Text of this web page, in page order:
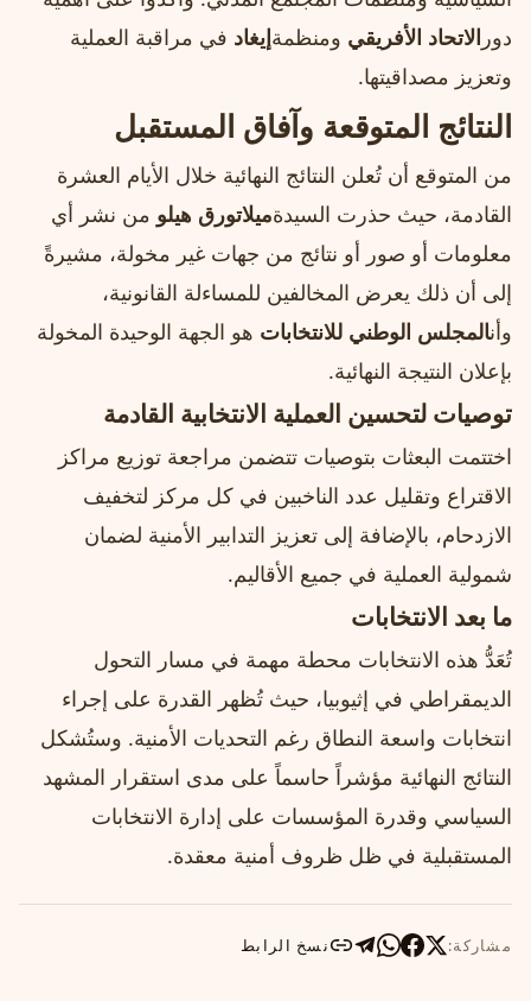
دور الاتحاد الأفريقي ومنظمةإيغاد في مراقبة العملية
وتعزيز مصداقيتها.
النتائج المتوقعة وآفاق المستقبل
من المتوقع أن تُعلن النتائج النهائية خلال الأيام العشرة
القادمة، حيث حذرت السيدةميلاتورق هيلو من نشر أي
معلومات أو صور أو نتائج من جهات غير مخولة، مشيرةً
إلى أن ذلك يعرض المخالفين للمساءلة القانونية،
وأنالمجلس الوطني للانتخابات هو الجهة الوحيدة المخولة
بإعلان النتيجة النهائية.
توصيات لتحسين العملية الانتخابية القادمة
اختتمت البعثات بتوصيات تتضمن مراجعة توزيع مراكز
الاقتراع وتقليل عدد الناخبين في كل مركز لتخفيف
الازدحام، بالإضافة إلى تعزيز التدابير الأمنية لضمان
شمولية العملية في جميع الأقاليم.
ما بعد الانتخابات
تُعَدُّ هذه الانتخابات محطة مهمة في مسار التحول
الديمقراطي في إثيوبيا، حيث تُظهر القدرة على إجراء
انتخابات واسعة النطاق رغم التحديات الأمنية. وستُشكل
النتائج النهائية مؤشراً حاسماً على مدى استقرار المشهد
السياسي وقدرة المؤسسات على إدارة الانتخابات
المستقبلية في ظل ظروف أمنية معقدة.
مشاركة: نسخ الرابط